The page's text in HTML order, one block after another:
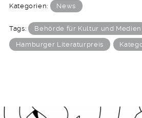
Kategorien: News
Tags: Behörde für Kultur und Medien
Hamburger Literaturpreis